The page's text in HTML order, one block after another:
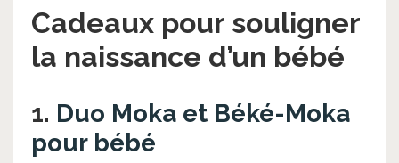
Cadeaux pour souligner
la naissance d’un bébé
1. Duo Moka et Béké-Moka
pour bébé